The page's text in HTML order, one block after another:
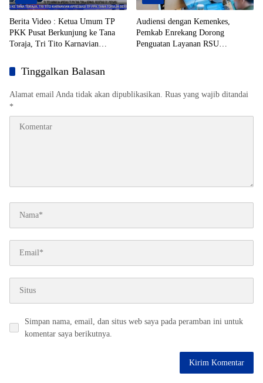
Berita Video : Ketua Umum TP
PKK Pusat Berkunjung ke Tana
Toraja, Tri Tito Karnavian
Berhasil Registrasi 50% Posyandu
Audiensi dengan Kemenkes,
Pemkab Enrekang Dorong
Penguatan Layanan RSU
Tinggalkan Balasan
Alamat email Anda tidak akan dipublikasikan. Ruas yang wajib ditandai
*
Simpan nama, email, dan situs web saya pada peramban ini untuk
komentar saya berikutnya.